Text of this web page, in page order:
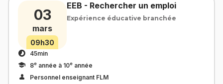
03
mars
09h30
EEB - Rechercher un emploi
Expérience éducative branchée
45min
8e année à 10e année
Personnel enseignant FLM